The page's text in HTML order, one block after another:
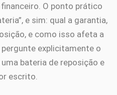
O ponto prático
e sim: qual a garantia,
e como isso afeta a
explicitamente o
bateria de reposição e
escrito.